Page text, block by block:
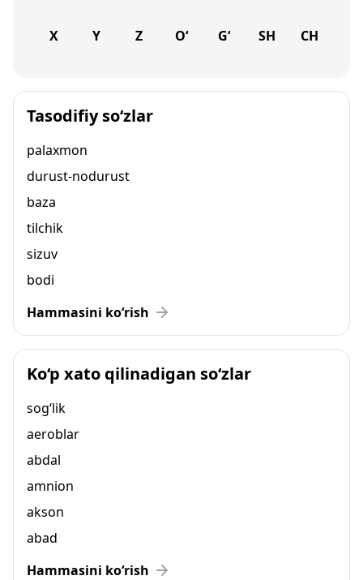
X Y Z O‘ G‘ SH CH
Tasodifiy so‘zlar
palaxmon
durust-nodurust
baza
tilchik
sizuv
bodi
Hammasini ko‘rish
Ko‘p xato qilinadigan so‘zlar
sog‘lik
aeroblar
abdal
amnion
akson
abad
Hammasini ko‘rish